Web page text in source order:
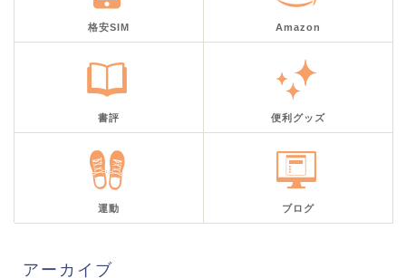
格安SIM Amazon
書評 便利グッズ
運動 ブログ
アーカイブ